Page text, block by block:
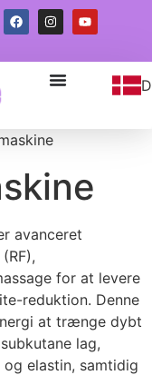
avanceret
for at levere
reduktion. Denne
at trænge dybt
lag,
elastin, samtidig